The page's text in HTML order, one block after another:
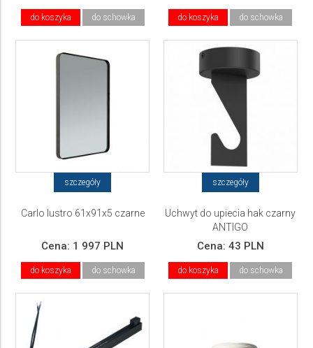
do koszyka do schowka do koszyka do schowka
szczegóły
Carlo lustro 61x91x5 czarne
Cena: 1 997 PLN
do koszyka do schowka
szczegóły
Uchwyt do upiecia hak czarny
ANTIGO
Cena: 43 PLN
do koszyka do schowka